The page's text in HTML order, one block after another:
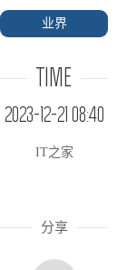
业界
TIME
2023-12-21 08:40
IT之家
分享